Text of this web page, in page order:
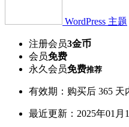
WordPress 主题
注册会员3金币
会员免费
永久会员免费推荐
有效期：购买后 365 天
最近更新：2025年01月